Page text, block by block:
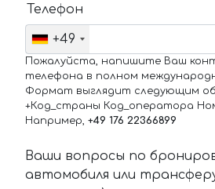
Телефон
+49
Пожалуйста, напишите Ваш
телефона в полном
Формат выглядит следующим
+Код_страны Код_оператора
Например, +49 176 22366899
Ваши вопросы по
автомобиля или